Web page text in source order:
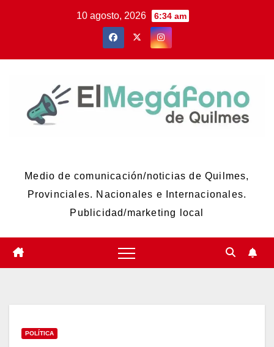
10 agosto, 2026 6:34 am
Medio de comunicación/noticias de Quilmes,
Provinciales. Nacionales e Internacionales.
Publicidad/marketing local
POLÍTICA